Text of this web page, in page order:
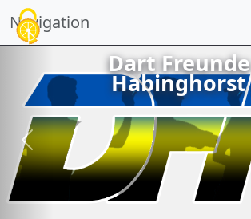
Navigation
vorheriges
Dart Freunde
Habinghorst
Cookie-Einstellungen